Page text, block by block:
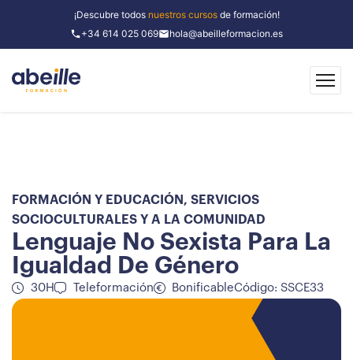
¡Descubre todos nuestros cursosde formación!
+34 614 025 069
hola@abeilleformacion.es
FORMACIÓN Y EDUCACIÓN , SERVICIOS
SOCIOCULTURALES Y A LA COMUNIDAD
Lenguaje No Sexista Para La
Igualdad De Género
30H Teleformación BonificableCódigo: SSCE33